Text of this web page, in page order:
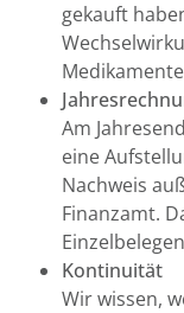
gekauft
Am
eine
Nachweis
Finanzamt.
Kontinuität
Wir wissen,